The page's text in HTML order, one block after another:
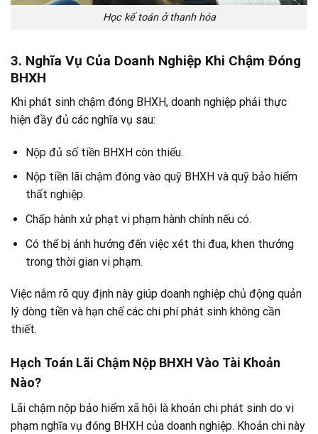
Học kế toán ở thanh hóa
3. Nghĩa Vụ Của Doanh Nghiệp Khi Chậm Đóng
BHXH
Khi phát sinh chậm đóng BHXH, doanh nghiệp phải thực
hiện đầy đủ các nghĩa vụ sau:
Nộp đủ số tiền BHXH còn thiếu.
Nộp tiền lãi chậm đóng vào quỹ BHXH và quỹ bảo hiểm
thất nghiệp.
Chấp hành xử phạt vi phạm hành chính nếu có.
Có thể bị ảnh hưởng đến việc xét thi đua, khen thưởng
trong thời gian vi phạm.
Việc nắm rõ quy định này giúp doanh nghiệp chủ động quản
lý dòng tiền và hạn chế các chi phí phát sinh không cần
thiết.
Hạch Toán Lãi Chậm Nộp BHXH Vào Tài Khoản
Nào?
Lãi chậm nộp bảo hiểm xã hội là khoản chi phát sinh do vi
phạm nghĩa vụ đóng BHXH của doanh nghiệp. Khoản chi này